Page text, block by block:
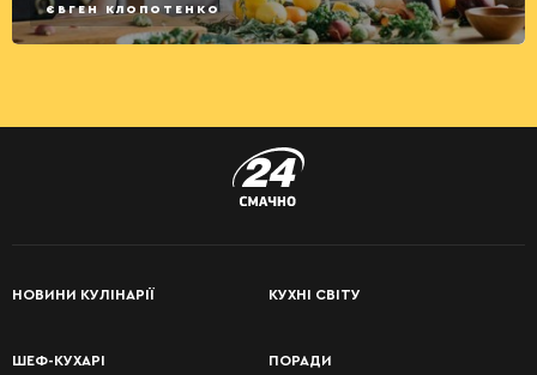
ЄВГЕН КЛОПОТЕНКО
НОВИНИ КУЛІНАРІЇ КУХНІ СВІТУ
ШЕФ-КУХАРІ ПОРАДИ